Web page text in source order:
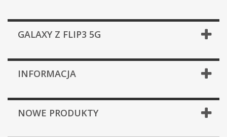
GALAXY Z FLIP3 5G
INFORMACJA
NOWE PRODUKTY